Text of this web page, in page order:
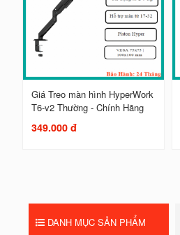
Giá Treo màn hình HyperWork
T6-v2 Thường - Chính Hãng
349.000 đ
DANH MỤC SẢN PHẨM